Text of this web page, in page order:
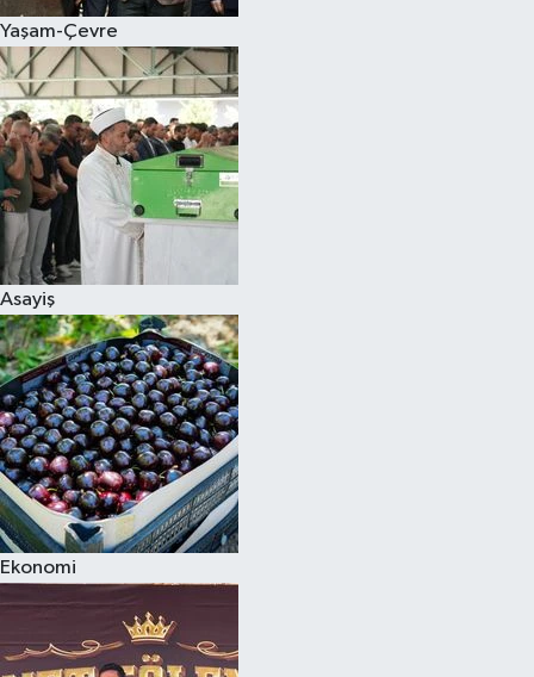
Yaşam-Çevre
Asayiş
Ekonomi
Teknoloji
Televizyon
Yaşam-Çevre